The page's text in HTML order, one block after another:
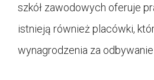
szkół zawodowych oferuje
istnieją również placówki,
wynagrodzenia za odbywanie